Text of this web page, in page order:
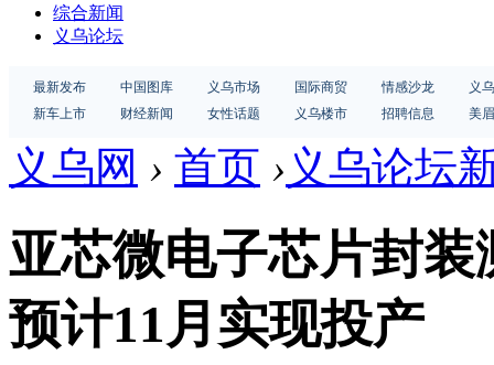
综合新闻
义乌论坛
最新发布 中国图库 义乌市场 国际商贸 情感沙龙
义
新车上市
财经新闻 女性话题 义乌楼市 招聘信息 美
义乌网 › 首页 › 义乌论坛
亚芯微电子芯片封
预计11月实现投产